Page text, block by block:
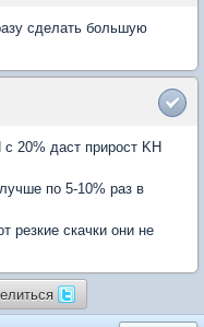
сделать большую
20% даст прирост KH
по 5-10% раз в
резкие скачки они не